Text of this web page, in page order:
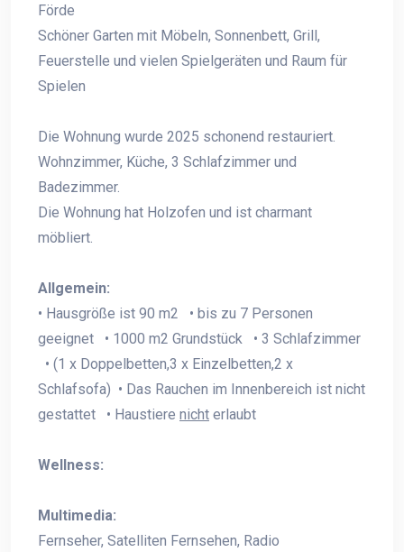
Förde
Schöner Garten mit Möbeln, Sonnenbett, Grill,
Feuerstelle und vielen Spielgeräten und Raum für
Spielen
Die Wohnung wurde 2025 schonend restauriert.
Wohnzimmer, Küche, 3 Schlafzimmer und
Badezimmer.
Die Wohnung hat Holzofen und ist charmant
möbliert.
Allgemein:
• Hausgröße ist 90 m2 • bis zu 7 Personen
geeignet • 1000 m2 Grundstück • 3 Schlafzimmer
• (1 x Doppelbetten,3 x Einzelbetten,2 x
Schlafsofa) • Das Rauchen im Innenbereich ist nicht
gestattet • Haustiere nicht erlaubt
Wellness:
Multimedia:
Fernseher, Satelliten Fernsehen, Radio